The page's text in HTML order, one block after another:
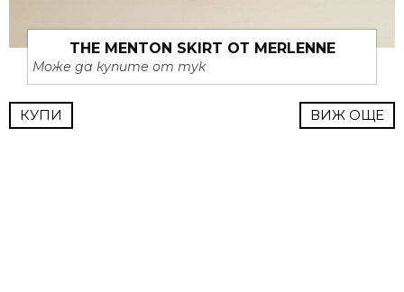
THE MENTON SKIRT ОТ MERLENNE
Може да купите от тук
КУПИ ВИЖ ОЩЕ